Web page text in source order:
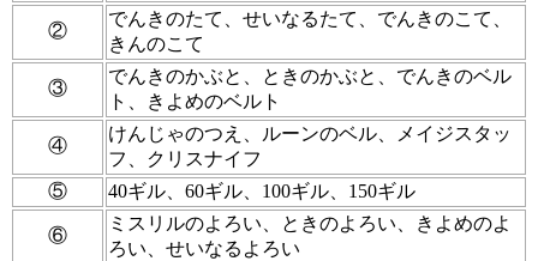
②
でんきのたて、せいなるたて、でんきのこて、
きんのこて
③
でんきのかぶと、ときのかぶと、でんきのベル
ト、きよめのベルト
④
けんじゃのつえ、ルーンのベル、メイジスタッ
フ、クリスナイフ
⑤
40ギル、60ギル、100ギル、150ギル
⑥
ミスリルのよろい、ときのよろい、きよめのよ
ろい、せいなるよろい